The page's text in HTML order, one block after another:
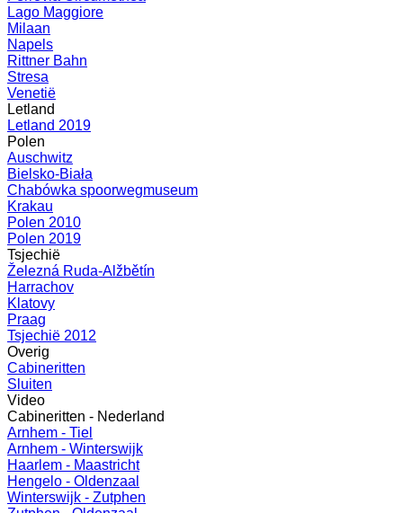
Lago Maggiore
Milaan
Napels
Rittner Bahn
Stresa
Venetië
Letland
Letland 2019
Polen
Auschwitz
Bielsko-Biała
Chabówka spoorwegmuseum
Krakau
Polen 2010
Polen 2019
Tsjechië
Železná Ruda-Alžbětín
Harrachov
Klatovy
Praag
Tsjechië 2012
Overig
Cabineritten
Sluiten
Video
Cabineritten - Nederland
Arnhem - Tiel
Arnhem - Winterswijk
Haarlem - Maastricht
Hengelo - Oldenzaal
Winterswijk - Zutphen